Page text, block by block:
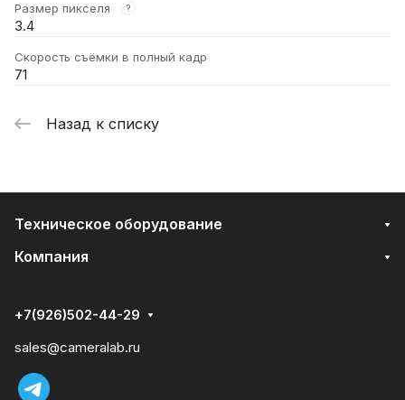
Размер пикселя ?
3.4
Скорость съёмки в полный кадр
71
Назад к списку
Техническое оборудование
Компания
+7(926)502-44-29
sales@cameralab.ru